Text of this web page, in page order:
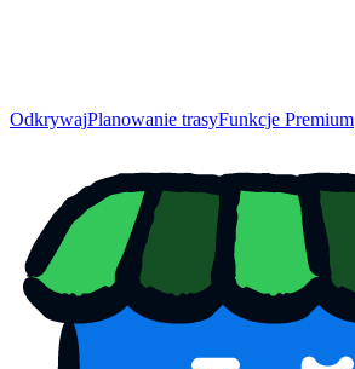
OdkrywajPlanowanie trasyFunkcje Premium